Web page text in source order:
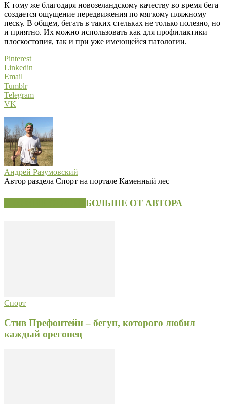
К тому же благодаря новозеландскому качеству во время бега
создается ощущение передвижения по мягкому пляжному
песку. В общем, бегать в таких стельках не только полезно, но
и приятно. Их можно использовать как для профилактики
плоскостопия, так и при уже имеющейся патологии.
Pinterest
Linkedin
Email
Tumblr
Telegram
VK
Андрей Разумовский
Автор раздела Спорт на портале Каменный лес
БОЛЬШЕ ОТ АВТОРА
Спорт
Стив Префонтейн – бегун, которого любил
каждый орегонец